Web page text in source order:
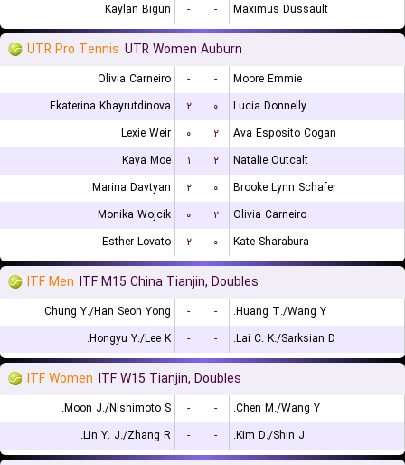
Kaylan Bigun
- - Maximus Dussault
UTR Pro Tennis UTR Women Auburn
Olivia Carneiro - -
Moore Emmie
Ekaterina Khayrutdinova
۲ ۰
Lucia Donnelly
Lexie Weir
۰ ۲
Ava Esposito Cogan
Kaya Moe
۱ ۲
Natalie Outcalt
Marina Davtyan
۲ ۰
Brooke Lynn Schafer
Monika Wojcik
۰ ۲
Olivia Carneiro
Esther Lovato
۲ ۰ Kate Sharabura
ITF Men ITF M15 China Tianjin, Doubles
Chung Y./Han Seon Yong - -
Huang T./Wang Y.
Hongyu Y./Lee K.
- - Lai C. K./Sarksian D.
ITF Women ITF W15 Tianjin, Doubles
Moon J./Nishimoto S. - -
Chen M./Wang Y.
Lin Y. J./Zhang R.
- - Kim D./Shin J.